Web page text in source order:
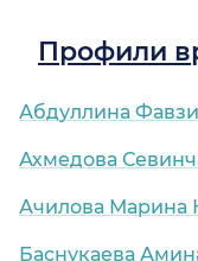
Профили
Абдуллина
Ахмедова
Ачилова Марина
Баснукаева